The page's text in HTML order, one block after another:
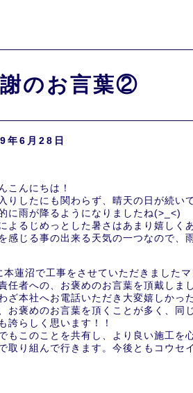
のお言葉②
年6月28日
こんにちは！
りしたにも関わらず、晴天の日が続い
に雨が降るようになりましたね(>_<)
よるじめっとした暑さはあまり嬉しく
感じる事の出来る天気の一つなので、
本蓮沼で工事をさせていただきましたマ
任者への、お褒めのお言葉を頂戴しま
ざ本社へお電話いただき大変嬉しかっ
お褒めのお言葉を頂くことが多く、同
誇らしく思います！！
もこのことを共有し、より良い施工を
取り組んで行きます。今後ともコウセ